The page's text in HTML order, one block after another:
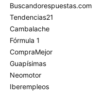
Buscandorespuestas.com
Tendencias21
Cambalache
Fórmula 1
CompraMejor
Guapísimas
Neomotor
Iberempleos